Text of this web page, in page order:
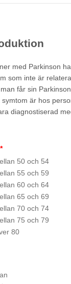
​med​ ​Parkinson​
​som​ ​inte​ ​är​
​får​ ​sin​
​symtom​ ​är​ ​hos​
​diagnostiserad​
*
50 och 54
55 och 59
60 och 64
65 och 69
70 och 74
75 och 79
80